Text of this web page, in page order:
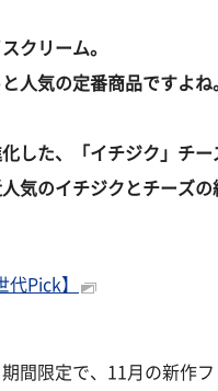
クリーム。
人気の定番商品ですよね
した、「イチジク」チー
気のイチジクとチーズ
代Pick】
間限定で、11月の新作